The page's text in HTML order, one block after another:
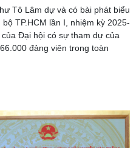
Ô tô
Xe máy
Tư vấn
Tô Lâm dự và có bài phát biểu
TP.HCM lần I, nhiệm kỳ 2025-
Đại hội có sự tham dự của
đảng viên trong toàn